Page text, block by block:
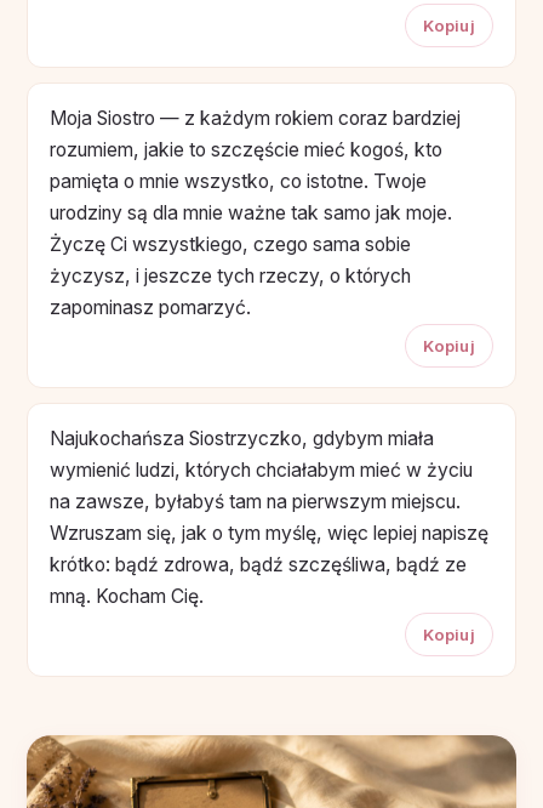
Kopiuj
Moja Siostro — z każdym rokiem coraz bardziej
rozumiem, jakie to szczęście mieć kogoś, kto
pamięta o mnie wszystko, co istotne. Twoje
urodziny są dla mnie ważne tak samo jak moje.
Życzę Ci wszystkiego, czego sama sobie
życzysz, i jeszcze tych rzeczy, o których
zapominasz pomarzyć.
Kopiuj
Najukochańsza Siostrzyczko, gdybym miała
wymienić ludzi, których chciałabym mieć w życiu
na zawsze, byłabyś tam na pierwszym miejscu.
Wzruszam się, jak o tym myślę, więc lepiej napiszę
krótko: bądź zdrowa, bądź szczęśliwa, bądź ze
mną. Kocham Cię.
Kopiuj